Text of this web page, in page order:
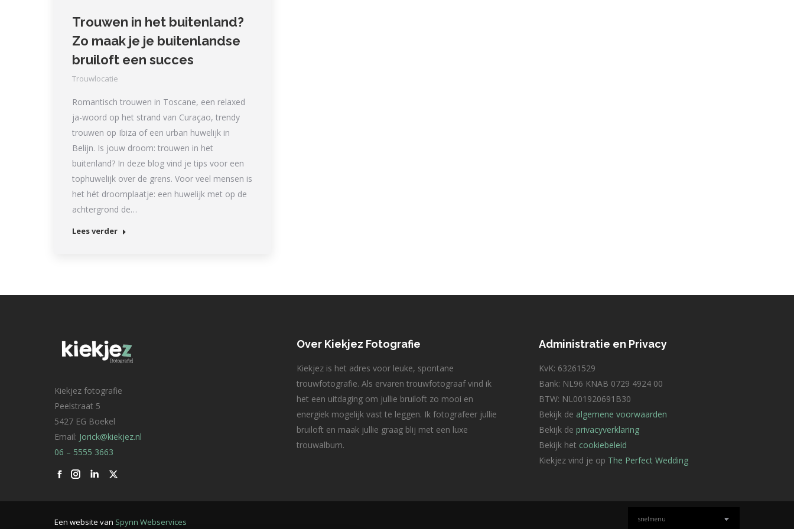
Trouwen in het buitenland?
Zo maak je je buitenlandse
bruiloft een succes
Trouwlocatie
Romantisch trouwen in Toscane, een relaxed
ja-woord op het strand van Curaçao, trendy
trouwen op Ibiza of een urban huwelijk in
Belijn. Is jouw droom: trouwen in het
buitenland? In deze blog vind je tips voor een
tophuwelijk over de grens. Voor veel mensen is
het hét droomplaatje: een huwelijk met op de
achtergrond de…
Lees verder
Kiekjez fotografie
Peelstraat 5
5427 EG Boekel
Email: Jorick@kiekjez.nl
06 – 5555 3663
FacebookLinkedin
X
Over Kiekjez Fotografie
Kiekjez is het adres voor leuke, spontane
trouwfotografie. Als ervaren trouwfotograaf vind ik
het een uitdaging om jullie bruiloft zo mooi en
energiek mogelijk vast te leggen. Ik fotografeer jullie
bruiloft en maak jullie graag blij met een luxe
trouwalbum.
Administratie en Privacy
KvK: 63261529
Bank: NL96 KNAB 0729 4924 00
BTW: NL001920691B30
Bekijk de algemene voorwaarden
Bekijk de privacyverklaring
Bekijk het cookiebeleid
Kiekjez vind je op The Perfect Wedding
Een website van Spynn Webservices